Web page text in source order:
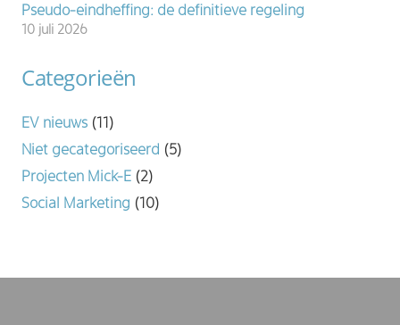
Pseudo-eindheffing: de definitieve regeling
10 juli 2026
Categorieën
EV nieuws (11)
Niet gecategoriseerd (5)
Projecten Mick-E (2)
Social Marketing (10)